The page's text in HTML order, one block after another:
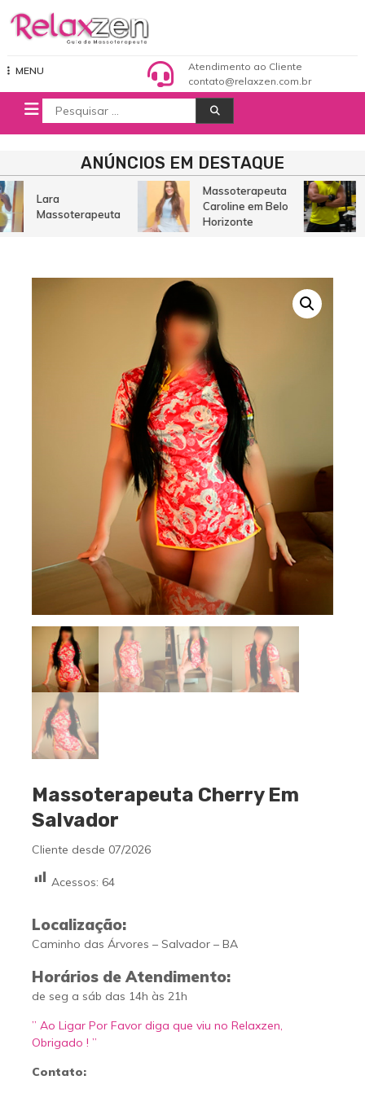
para
Relaxzen Guia de Massoterapeuta
MENU
Atendimento ao Cliente
contato@relaxzen.com.br
Procurar
por:
ANÚNCIOS EM DESTAQUE
Lara
Massoterapeuta
Massoterapeuta
Caroline em Belo
Horizonte
Massoterapeuta Cherry Em
Salvador
Cliente desde 07/2026
Acessos: 64
Localização:
Caminho das Árvores – Salvador – BA
Horários de Atendimento:
de seg a sáb das 14h às 21h
” Ao Ligar Por Favor diga que viu no Relaxzen,
Obrigado ! ”
Contato: